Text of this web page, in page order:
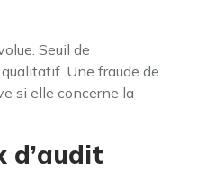
Seuil de
Une fraude de
si elle concerne la
d’audit